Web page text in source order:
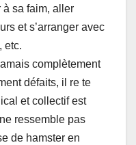
sa faim, aller
et s’arranger avec
etc.
complètement
défaits, il re te
et collectif est
ressemble pas
de hamster en